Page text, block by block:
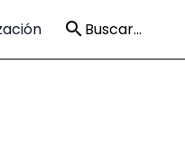
Buscar...